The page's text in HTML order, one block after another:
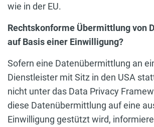
wie in der EU.
Rechtskonforme Übermittlung von
auf Basis einer Einwilligung?
Sofern eine Datenübermittlung an
Dienstleister mit Sitz in den USA
nicht unter das Data Privacy
diese Datenübermittlung auf eine
Einwilligung gestützt wird,